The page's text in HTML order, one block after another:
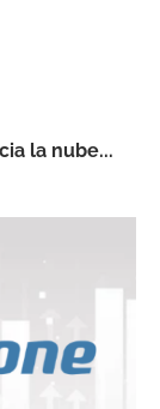
la nube...